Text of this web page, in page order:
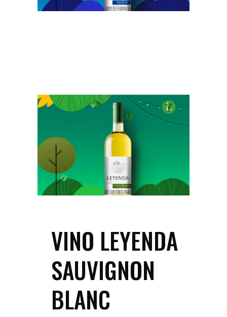
VINO LEYENDA
SAUVIGNON
BLANC